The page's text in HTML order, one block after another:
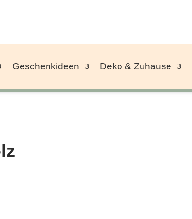
Geschenkideen Deko & Zuhause